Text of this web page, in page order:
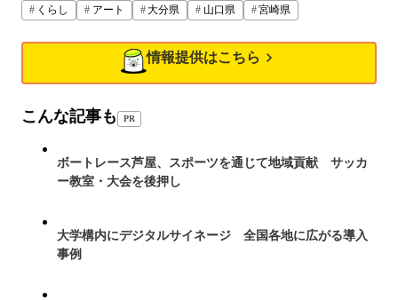
くらし
アート 大分県 山口県 宮崎県
情報提供はこちら
こんな記事も PR
ボートレース芦屋、スポーツを通じて地域貢献 サッカ
ー教室・大会を後押し
大学構内にデジタルサイネージ 全国各地に広がる導入
事例